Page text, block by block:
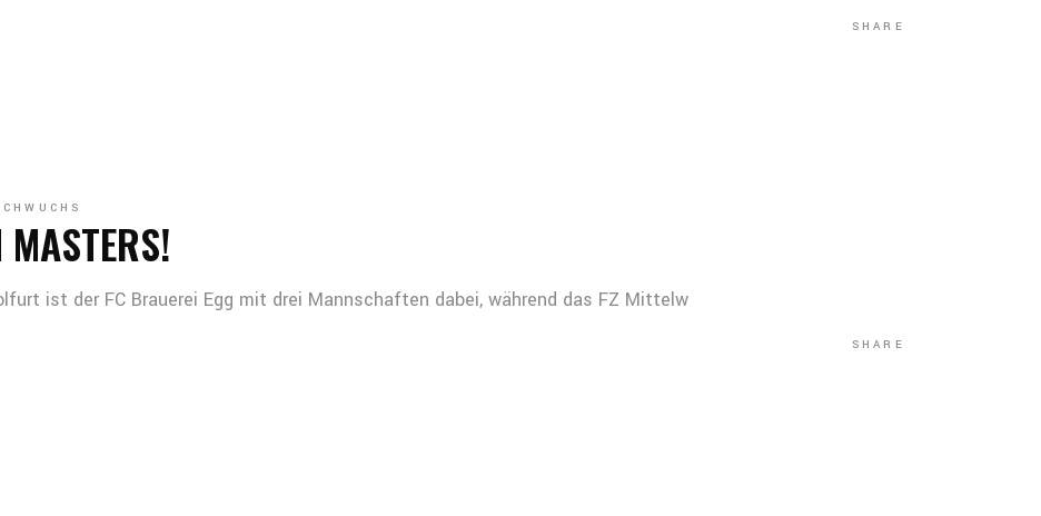
SHARE
ist der FC Brauerei Egg mit drei Mannschaften dabei, während das FZ Mittelw
SHARE